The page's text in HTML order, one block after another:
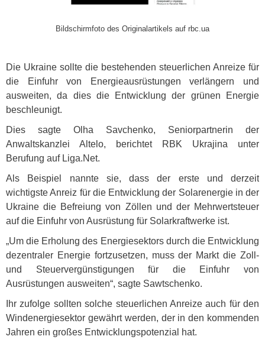
Bildschirmfoto des Originalartikels auf rbc.ua
Die Ukraine sollte die bestehenden steuerlichen Anreize für
die Einfuhr von Energieausrüstungen verlängern und
ausweiten, da dies die Entwicklung der grünen Energie
beschleunigt.
Dies sagte Olha Savchenko, Seniorpartnerin der
Anwaltskanzlei Altelo, berichtet
RBK Ukrajina unter
Berufung auf Liga.Net.
Als Beispiel nannte sie, dass der erste und derzeit
wichtigste Anreiz für die Entwicklung der Solarenergie in der
Ukraine die Befreiung von Zöllen und der Mehrwertsteuer
auf die Einfuhr von Ausrüstung für Solarkraftwerke ist.
„Um die Erholung des Energiesektors durch die Entwicklung
dezentraler Energie fortzusetzen, muss der Markt die Zoll-
und Steuervergünstigungen für die Einfuhr von
Ausrüstungen ausweiten“, sagte Sawtschenko.
Ihr zufolge sollten solche steuerlichen Anreize auch für den
Windenergiesektor gewährt werden, der in den kommenden
Jahren ein großes Entwicklungspotenzial hat.